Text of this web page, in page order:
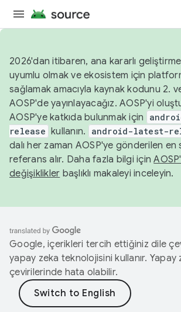
2026'dan itibaren, ana kararlı
uyumlu olmak ve ekosistem için platform
sağlamak amacıyla kaynak kodunu 2.
AOSP'de yayınlayacağız. AOSP'yi
AOSP'ye katkıda bulunmak için
release kullanın. android-latest-
dalı her zaman AOSP'ye gönderilen en
referans alır. Daha fazla bilgi için
değişiklikler başlıklı makaleyi inceleyin.
Google, içerikleri tercih ettiğiniz dile
yapay zeka teknolojisini kullanır. Yapay
çevirilerinde hata olabilir.